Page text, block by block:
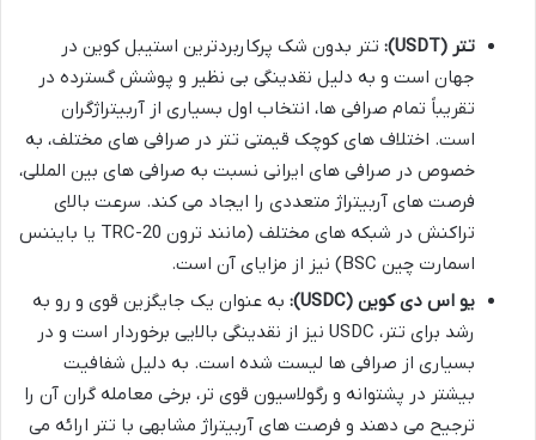
تتر (USDT):
تتر بدون شک پرکاربردترین استیبل کوین در
جهان است و به دلیل نقدینگی بی نظیر و پوشش گسترده در
تقریباً تمام صرافی ها، انتخاب اول بسیاری از آربیتراژگران
است. اختلاف های کوچک قیمتی تتر در صرافی های مختلف، به
خصوص در صرافی های ایرانی نسبت به صرافی های بین المللی،
فرصت های آربیتراژ متعددی را ایجاد می کند. سرعت بالای
تراکنش در شبکه های مختلف (مانند ترون TRC-20 یا بایننس
اسمارت چین BSC) نیز از مزایای آن است.
یو اس دی کوین (USDC):
به عنوان یک جایگزین قوی و رو به
رشد برای تتر، USDC نیز از نقدینگی بالایی برخوردار است و در
بسیاری از صرافی ها لیست شده است. به دلیل شفافیت
بیشتر در پشتوانه و رگولاسیون قوی تر، برخی معامله گران آن را
ترجیح می دهند و فرصت های آربیتراژ مشابهی با تتر ارائه می